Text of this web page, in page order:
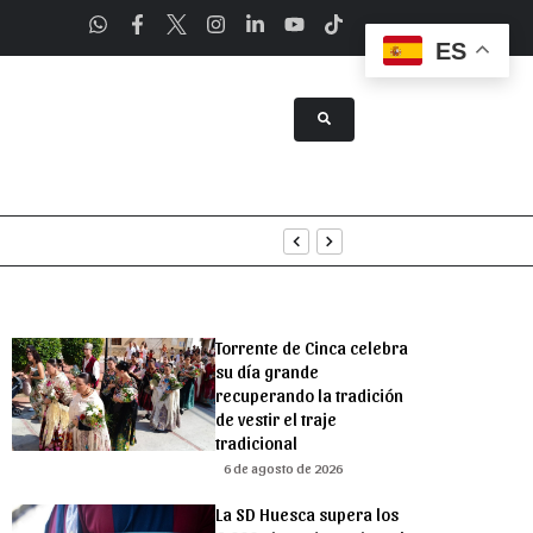
Torrente de Cinca celebra
su día grande
recuperando la tradición
de vestir el traje
tradicional
6 de agosto de 2026
La SD Huesca supera los
ES